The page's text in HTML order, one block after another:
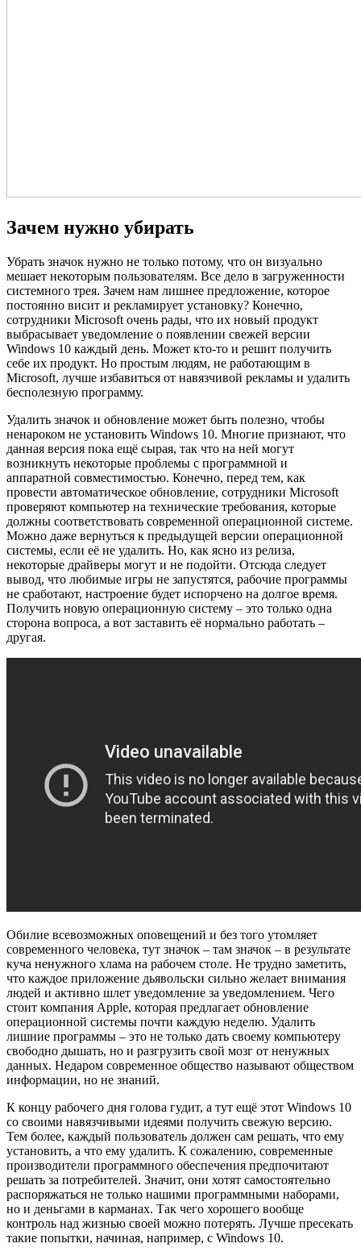
Зачем нужно убирать
Убрать значок нужно не только потому, что он визуально
мешает некоторым пользователям. Все дело в загруженности
системного трея. Зачем нам лишнее предложение, которое
постоянно висит и рекламирует установку? Конечно,
сотрудники Microsoft очень рады, что их новый продукт
выбрасывает уведомление о появлении свежей версии
Windows 10 каждый день. Может кто-то и решит получить
себе их продукт. Но простым людям, не работающим в
Microsoft, лучше избавиться от навязчивой рекламы и удалить
бесполезную программу.
Удалить значок и обновление может быть полезно, чтобы
ненароком не установить Windows 10. Многие признают, что
данная версия пока ещё сырая, так что на ней могут
возникнуть некоторые проблемы с программной и
аппаратной совместимостью. Конечно, перед тем, как
провести автоматическое обновление, сотрудники Microsoft
проверяют компьютер на технические требования, которые
должны соответствовать современной операционной системе.
Можно даже вернуться к предыдущей версии операционной
системы, если её не удалить. Но, как ясно из релиза,
некоторые драйверы могут и не подойти. Отсюда следует
вывод, что любимые игры не запустятся, рабочие программы
не сработают, настроение будет испорчено на долгое время.
Получить новую операционную систему – это только одна
сторона вопроса, а вот заставить её нормально работать –
другая.
Обилие всевозможных оповещений и без того утомляет
современного человека, тут значок – там значок – в результате
куча ненужного хлама на рабочем столе. Не трудно заметить,
что каждое приложение дьявольски сильно желает внимания
людей и активно шлет уведомление за уведомлением. Чего
стоит компания Apple, которая предлагает обновление
операционной системы почти каждую неделю. Удалить
лишние программы – это не только дать своему компьютеру
свободно дышать, но и разгрузить свой мозг от ненужных
данных. Недаром современное общество называют обществом
информации, но не знаний.
К концу рабочего дня голова гудит, а тут ещё этот Windows 10
со своими навязчивыми идеями получить свежую версию.
Тем более, каждый пользователь должен сам решать, что ему
установить, а что ему удалить. К сожалению, современные
производители программного обеспечения предпочитают
решать за потребителей. Значит, они хотят самостоятельно
распоряжаться не только нашими программными наборами,
но и деньгами в карманах. Так чего хорошего вообще
контроль над жизнью своей можно потерять. Лучше пресекать
такие попытки, начиная, например, с Windows 10.